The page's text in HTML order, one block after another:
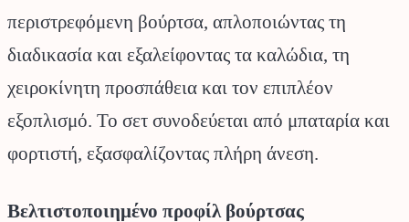
περιστρεφόμενη βούρτσα, απλοποιώντας τη
διαδικασία και εξαλείφοντας τα καλώδια, τη
χειροκίνητη προσπάθεια και τον επιπλέον
εξοπλισμό. Το σετ συνοδεύεται από μπαταρία και
φορτιστή, εξασφαλίζοντας πλήρη άνεση.
Βελτιστοποιημένο προφίλ βούρτσας